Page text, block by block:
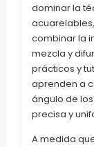
dominar la
combinar la
mezcla y
prácticos y
aprenden a
ángulo de
precisa y
A medida